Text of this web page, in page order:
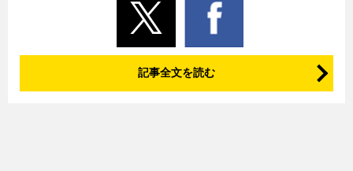
記事全文を読む